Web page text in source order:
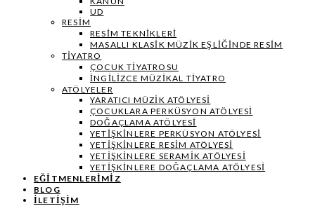
UD
RESIM
RESIM TEKNIKLERI
MASALLI KLASIK MÜZIK EŞLIĞINDE RESIM
TIYATRO
ÇOCUK TIYATROSU
İNGILIZCE MÜZIKAL TIYATRO
ATÖLYELER
YARATICI MÜZIK ATÖLYESI
ÇOCUKLARA PERKÜSYON ATÖLYESI
DOĞAÇLAMA ATÖLYESI
YETIŞKINLERE PERKÜSYON ATÖLYESI
YETIŞKINLERE RESIM ATÖLYESI
YETIŞKINLERE SERAMIK ATÖLYESI
YETIŞKINLERE DOĞAÇLAMA ATÖLYESI
EĞITMENLERIMIZ
BLOG
İLETİŞİM